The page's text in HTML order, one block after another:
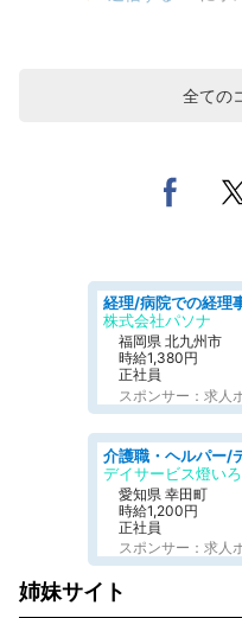
全ての
株式会社パソナ
福岡県 北九州市
時給1,380円
正社員
スポンサー：求人
デイサービス燈いろ
愛知県 幸田町
時給1,200円
正社員
スポンサー：求人
姉妹サイト